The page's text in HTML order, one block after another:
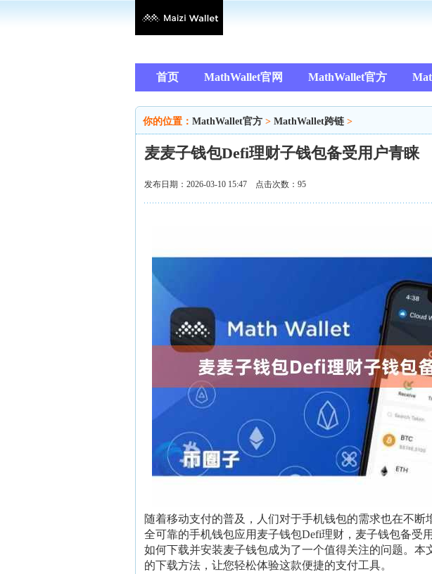
首页 MathWallet官网 MathWallet官方
你的位置： MathWallet官方 > MathWallet跨链 >
麦麦子钱包Defi理财子钱包备受用户青睐
发布日期：2026-03-10 15:47 点击次数：95
随着移动支付的普及，人们对于手机钱包的需求也在不断
全可靠的手机钱包应用麦子钱包Defi理财，麦子钱包备受
如何下载并安装麦子钱包成为了一个值得关注的问题。本
的下载方法，让您轻松体验这款便捷的支付工具。